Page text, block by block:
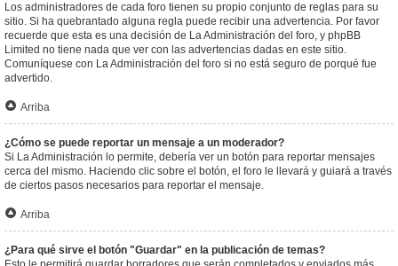
Los administradores de cada foro tienen su propio conjunto de reglas para su
sitio. Si ha quebrantado alguna regla puede recibir una advertencia. Por favor
recuerde que esta es una decisión de La Administración del foro, y phpBB
Limited no tiene nada que ver con las advertencias dadas en este sitio.
Comuníquese con La Administración del foro si no está seguro de porqué fue
advertido.
Arriba
¿Cómo se puede reportar un mensaje a un moderador?
Si La Administración lo permite, debería ver un botón para reportar mensajes
cerca del mismo. Haciendo clic sobre el botón, el foro le llevará y guiará a través
de ciertos pasos necesarios para reportar el mensaje.
Arriba
¿Para qué sirve el botón "Guardar" en la publicación de temas?